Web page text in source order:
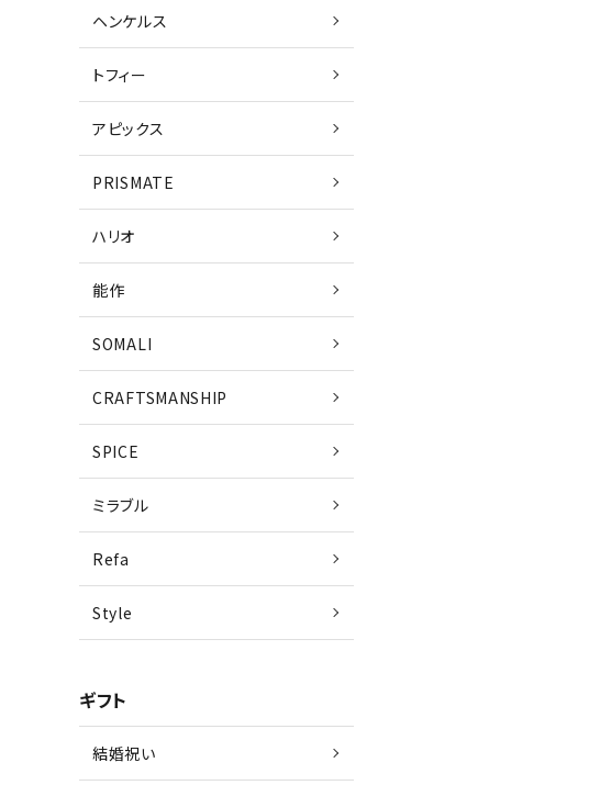
ヘンケルス
トフィー
アピックス
PRISMATE
ハリオ
能作
SOMALI
CRAFTSMANSHIP
SPICE
ミラブル
Refa
Style
ギフト
結婚祝い